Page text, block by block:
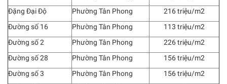
Đặng Đại Độ
Phường Tân Phong
216 triệu/m2
Đường số 16
Phường Tân Phong
113 triệu/m2
Đường số 2
Phường Tân Phong
226 triệu/m2
Đường số 28
Phường Tân Phong
156 triệu/m2
Đường số 3
Phường Tân Phong
156 triệu/m2